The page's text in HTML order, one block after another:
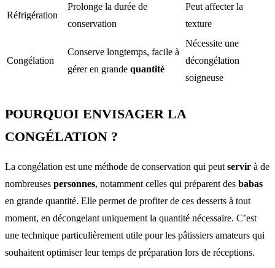
Réfrigération
Prolonge la durée de
conservation
Peut affecter la
texture
Congélation
Conserve longtemps, facile à
gérer en grande quantité
Nécessite une
décongélation
soigneuse
POURQUOI ENVISAGER LA
CONGÉLATION ?
La congélation est une méthode de conservation qui peut servir à de
nombreuses personnes, notamment celles qui préparent des babas
en grande quantité. Elle permet de profiter de ces desserts à tout
moment, en décongelant uniquement la quantité nécessaire. C’est
une technique particulièrement utile pour les pâtissiers amateurs qui
souhaitent optimiser leur temps de préparation lors de réceptions.